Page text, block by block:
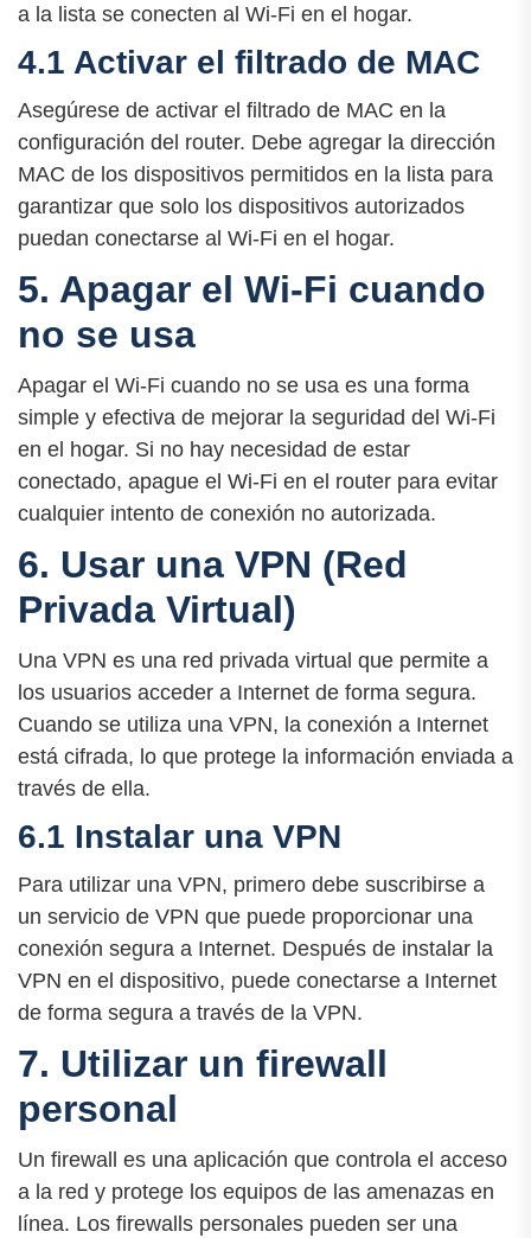
a la lista se conecten al Wi-Fi en el hogar.
4.1 Activar el filtrado de MAC
Asegúrese de activar el filtrado de MAC en la
configuración del router. Debe agregar la dirección
MAC de los dispositivos permitidos en la lista para
garantizar que solo los dispositivos autorizados
puedan conectarse al Wi-Fi en el hogar.
5. Apagar el Wi-Fi cuando
no se usa
Apagar el Wi-Fi cuando no se usa es una forma
simple y efectiva de mejorar la seguridad del Wi-Fi
en el hogar. Si no hay necesidad de estar
conectado, apague el Wi-Fi en el router para evitar
cualquier intento de conexión no autorizada.
6. Usar una VPN (Red
Privada Virtual)
Una VPN es una red privada virtual que permite a
los usuarios acceder a Internet de forma segura.
Cuando se utiliza una VPN, la conexión a Internet
está cifrada, lo que protege la información enviada a
través de ella.
6.1 Instalar una VPN
Para utilizar una VPN, primero debe suscribirse a
un servicio de VPN que puede proporcionar una
conexión segura a Internet. Después de instalar la
VPN en el dispositivo, puede conectarse a Internet
de forma segura a través de la VPN.
7. Utilizar un firewall
personal
Un firewall es una aplicación que controla el acceso
a la red y protege los equipos de las amenazas en
línea. Los firewalls personales pueden ser una